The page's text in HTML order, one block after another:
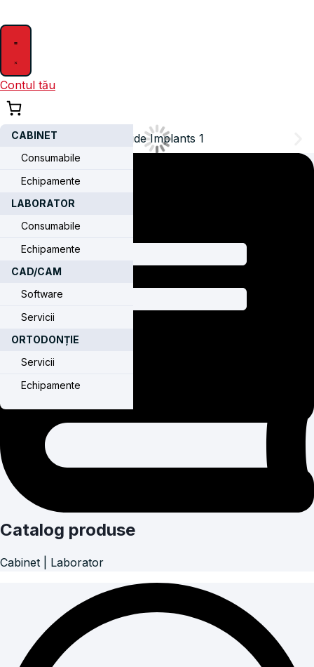
to
content
Contul tău
CABINET
Consumabile
Echipamente
LABORATOR
Consumabile
Echipamente
CAD/CAM
Software
Servicii
ORTODONȚIE
Servicii
Echipamente
Catalog produse
Cabinet | Laborator